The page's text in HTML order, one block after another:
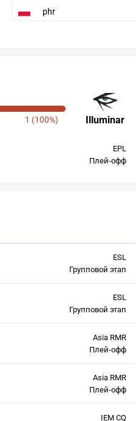
phr
Illuminar
1 (100%)
EPL
Плей-офф
ESL
Групповой этап
ESL
Групповой этап
Asia RMR
Плей-офф
Asia RMR
Плей-офф
IEM CQ